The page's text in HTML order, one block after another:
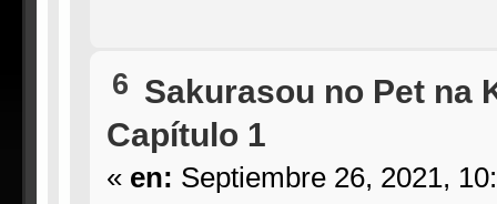
6 Sakurasou no Pet na
Capítulo 1
« en: Septiembre 26, 2021,